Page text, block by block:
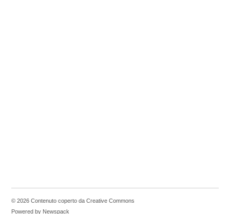
© 2026 Contenuto coperto da Creative Commons
Powered by Newspack